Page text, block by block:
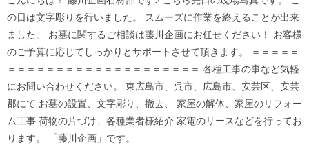
の日は文字彫りを行いました。 スムーズに作業を終えることが出来
ました。 お墓に関するご相談は藤川企画にお任せください！ お客様
のご予算に応じてしっかりとサポートさせて頂きます。 ＝＝＝＝＝
＝＝＝＝＝＝＝＝＝＝＝＝＝＝＝＝＝＝＝＝ 各種工事の事など気軽
にお問い合わせください。 東広島市、呉市、広島市、安芸区、安芸
郡にて お墓の設置、文字彫り、撤去、 家屋の解体、家屋のリフォー
ム工事 荷物の片づけ、各種業者様紹介 家電のリースなどを行ってお
ります。 「藤川企画」です。